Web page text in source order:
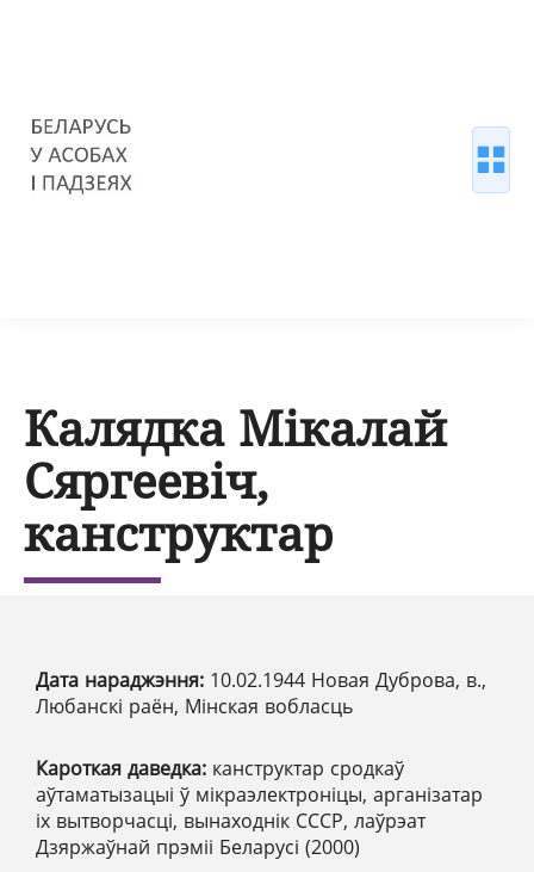
Калядка Мікалай
Сяргеевіч,
канструктар
Дата нараджэння: 10.02.1944 Новая Дуброва, в.,
Любанскі раён, Мінская вобласць
Кароткая даведка: канструктар сродкаў
аўтаматызацыі ў мікраэлектроніцы, арганізатар
іх вытворчасці, вынаходнік СССР, лаўрэат
Дзяржаўнай прэміі Беларусі (2000)